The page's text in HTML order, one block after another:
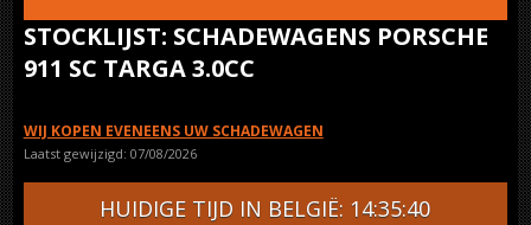
STOCKLIJST: SCHADEWAGENS PORSCHE
911 SC TARGA 3.0CC
WIJ KOPEN EVENEENS UW SCHADEWAGEN
Laatst gewijzigd: 07/08/2026
HUIDIGE TIJD IN BELGIË: 14:35:40